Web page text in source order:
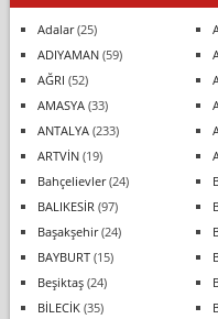
Adalar(25)
ADIYAMAN(59)
AĞRI (52)
AMASYA(33)
ANTALYA(233)
ARTVİN(19)
Bahçelievler(24)
BALIKESİR (97)
Başakşehir(24)
BAYBURT(15)
Beşiktaş(24)
BİLECİK(35)